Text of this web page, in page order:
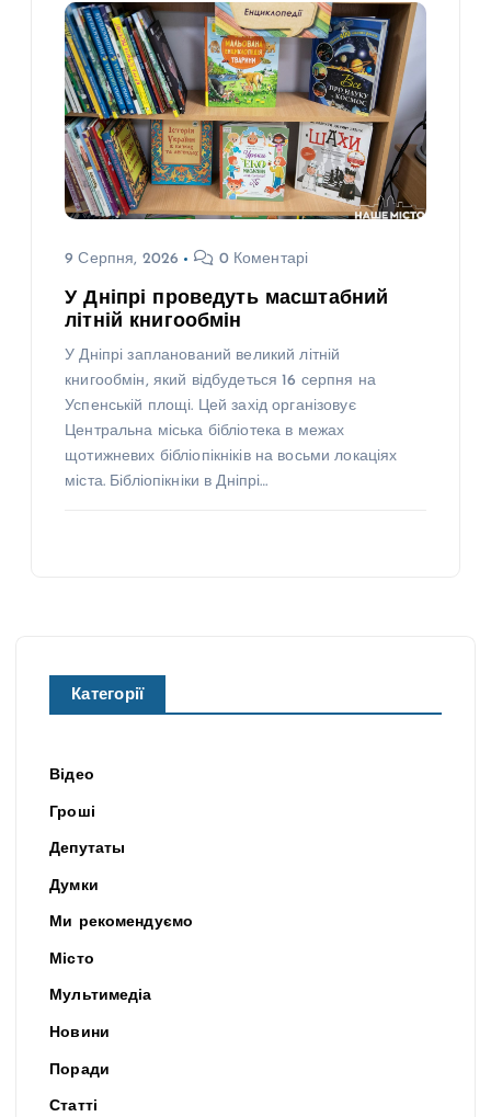
9 Серпня, 2026 0 Коментарі
У Дніпрі проведуть масштабний
літній книгообмін
У Дніпрі запланований великий літній
книгообмін, який відбудеться 16 серпня на
Успенській площі. Цей захід організовує
Центральна міська бібліотека в межах
щотижневих бібліопікніків на восьми локаціях
міста. Бібліопікніки в Дніпрі…
Категорії
Відео
Гроші
Депутаты
Думки
Ми рекомендуємо
Місто
Мультимедіа
Новини
Поради
Статті